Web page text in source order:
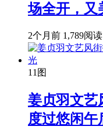
场全开，又
2个月前 1,789阅读
11图
姜贞羽文艺
度过悠闲午